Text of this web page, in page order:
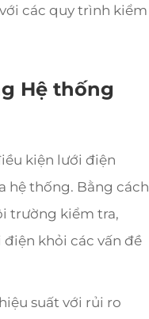
các quy trình kiểm
Hệ thống
kiện lưới điện
hệ thống. Bằng cách
trường kiểm tra,
khỏi các vấn đề
suất với rủi ro